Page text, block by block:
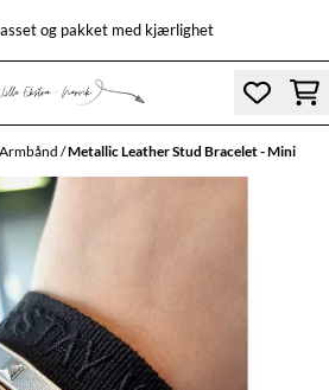
og pakket med kjærlighet
Armbånd /Metallic Leather Stud Bracelet - Mini